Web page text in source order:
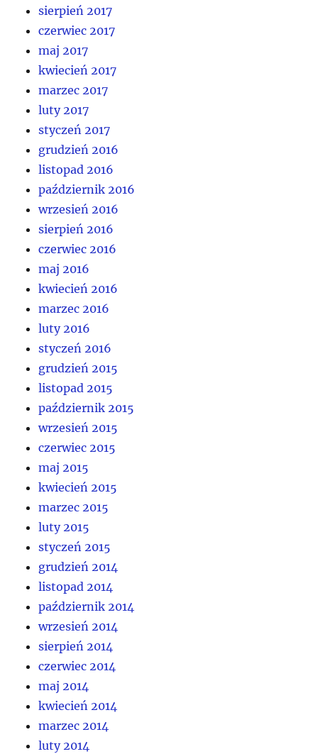
sierpień 2017
czerwiec 2017
maj 2017
kwiecień 2017
marzec 2017
luty 2017
styczeń 2017
grudzień 2016
listopad 2016
październik 2016
wrzesień 2016
sierpień 2016
czerwiec 2016
maj 2016
kwiecień 2016
marzec 2016
luty 2016
styczeń 2016
grudzień 2015
listopad 2015
październik 2015
wrzesień 2015
czerwiec 2015
maj 2015
kwiecień 2015
marzec 2015
luty 2015
styczeń 2015
grudzień 2014
listopad 2014
październik 2014
wrzesień 2014
sierpień 2014
czerwiec 2014
maj 2014
kwiecień 2014
marzec 2014
luty 2014